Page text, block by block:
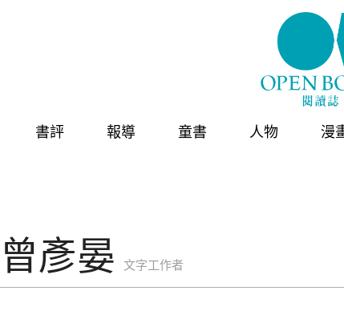
書評 報導 童書 人物 漫
曾彥晏 文字工作者